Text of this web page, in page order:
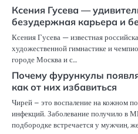
Ксения Гусева —
безудержная карьера и
Ксения Гусева — известная
художественной гимнастике и
городе Москва и с…
Почему фурункулы
как от них избавиться
Чирей – это воспаление на кожном
инфекций. Заболевание получило в
подбородке встречается у мужчин,